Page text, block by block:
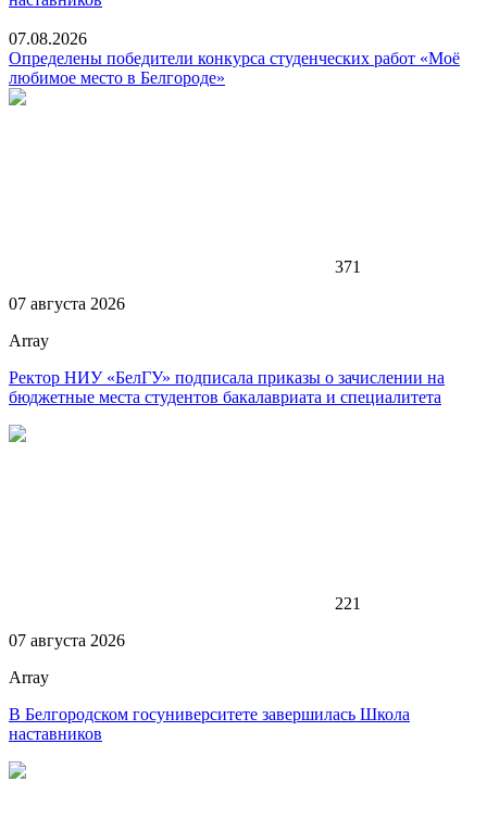
07.08.2026
Определены победители конкурса студенческих работ «Моё
любимое место в Белгороде»
371
07 августа 2026
Array
Ректор НИУ «БелГУ» подписала приказы о зачислении на
бюджетные места студентов бакалавриата и специалитета
221
07 августа 2026
Array
В Белгородском госуниверситете завершилась Школа
наставников